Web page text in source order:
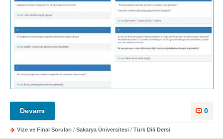
0
Devamı
Vize ve Final Soruları / Sakarya Üniversitesi / Türk Dili Dersi